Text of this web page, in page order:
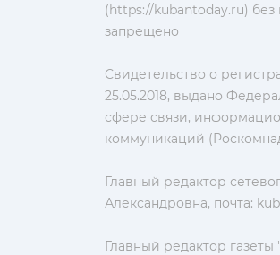
(https://kubantoday.ru)
запрещено
Свидетельство о
25.05.2018, выдано
сфере связи,
коммуникаций
Главный редактор
Александровна, почта:
Главный редактор